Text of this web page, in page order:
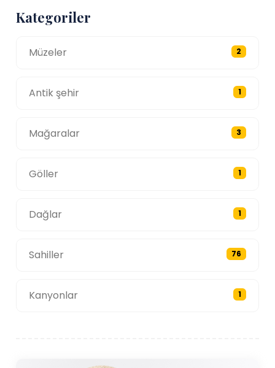
Kategoriler
Müzeler 2
Antik şehir 1
Mağaralar 3
Göller 1
Dağlar 1
Sahiller 76
Kanyonlar 1